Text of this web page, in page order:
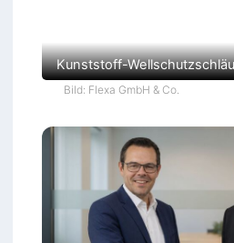
Kunststoff-
Bild: Flexa GmbH & Co.